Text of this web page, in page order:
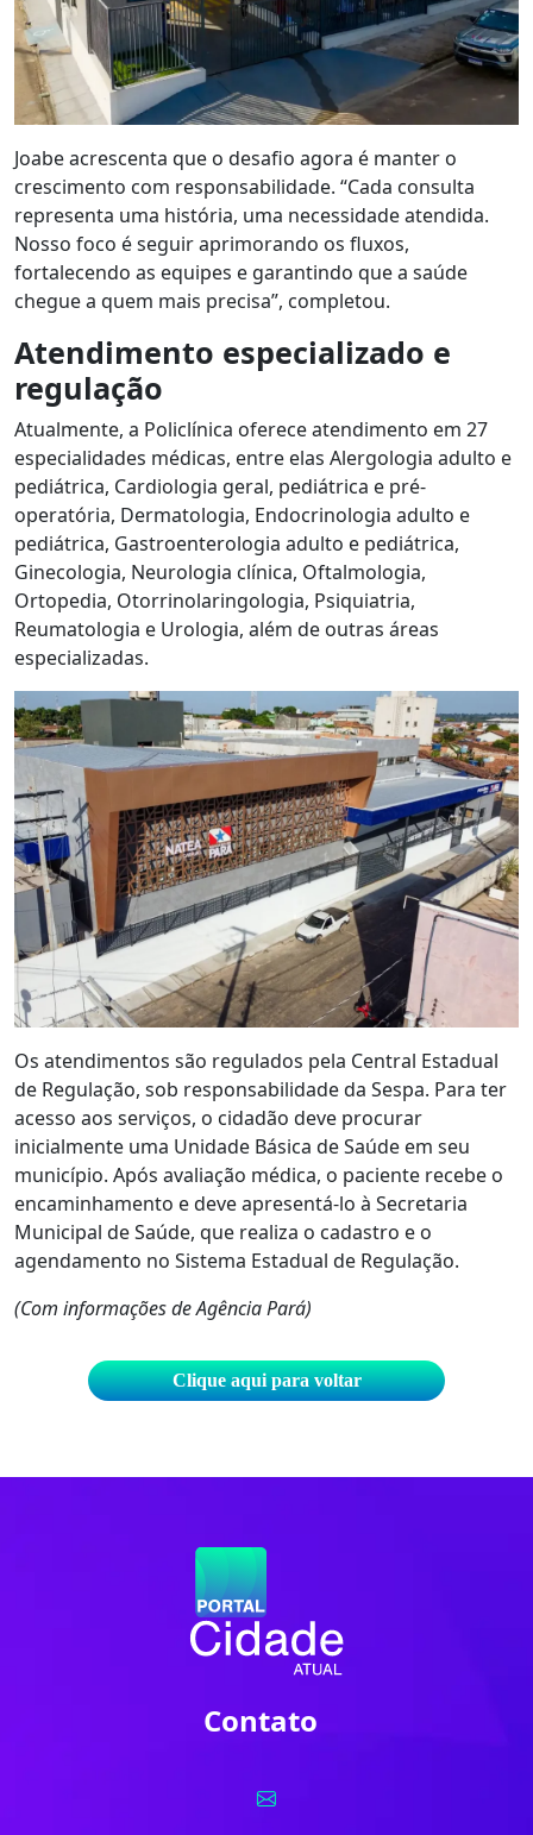
Joabe acrescenta que o desafio agora é manter o
crescimento com responsabilidade. “Cada consulta
representa uma história, uma necessidade atendida.
Nosso foco é seguir aprimorando os fluxos,
fortalecendo as equipes e garantindo que a saúde
chegue a quem mais precisa”, completou.
Atendimento especializado e
regulação
Atualmente, a Policlínica oferece atendimento em 27
especialidades médicas, entre elas Alergologia adulto e
pediátrica, Cardiologia geral, pediátrica e pré-
operatória, Dermatologia, Endocrinologia adulto e
pediátrica, Gastroenterologia adulto e pediátrica,
Ginecologia, Neurologia clínica, Oftalmologia,
Ortopedia, Otorrinolaringologia, Psiquiatria,
Reumatologia e Urologia, além de outras áreas
especializadas.
Os atendimentos são regulados pela Central Estadual
de Regulação, sob responsabilidade da Sespa. Para ter
acesso aos serviços, o cidadão deve procurar
inicialmente uma Unidade Básica de Saúde em seu
município. Após avaliação médica, o paciente recebe o
encaminhamento e deve apresentá-lo à Secretaria
Municipal de Saúde, que realiza o cadastro e o
agendamento no Sistema Estadual de Regulação.
(Com informações de Agência Pará)
Clique aqui para voltar
Contato